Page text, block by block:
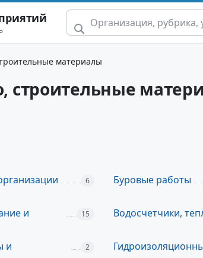
материалы
строительные
6 Буровые работы
и
15 Водосчетчики,
и
2